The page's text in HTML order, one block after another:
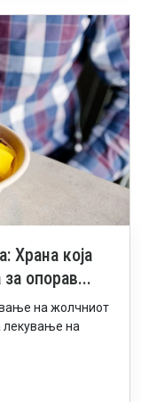
Храна која
опорав...
на жолчниот
лекување на